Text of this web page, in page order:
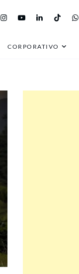
CORPORATIVO